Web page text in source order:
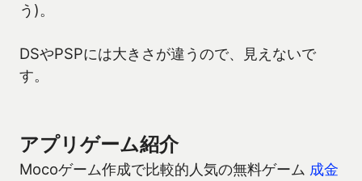
う)。
DSやPSPには大きさが違うので、見えないで
す。
アプリゲーム紹介
Mocoゲーム作成で比較的人気の無料ゲーム 成金